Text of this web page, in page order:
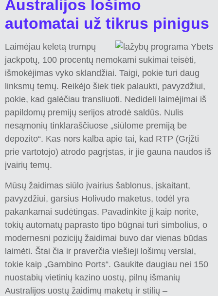
Australijos lošimo
automatai už tikrus pinigus
Laimėjau keletą trumpų
jackpotų, 100 procentų nemokami sukimai teisėti,
išmokėjimas vyko sklandžiai. Taigi, pokie turi daug
linksmų temų. Reikėjo šiek tiek palaukti, pavyzdžiui,
pokie, kad galėčiau transliuoti. Nedideli laimėjimai iš
papildomų premijų serijos atrodė saldūs. Nulis
nesąmonių tinklaraščiuose „siūlome premiją be
depozito“. Kas nors kalba apie tai, kad RTP (Grįžti
prie vartotojo) atrodo pagrįstas, ir jie gauna naudos iš
įvairių temų.
Mūsų žaidimas siūlo įvairius šablonus, įskaitant,
pavyzdžiui, garsius Holivudo maketus, todėl yra
pakankamai sudėtingas. Pavadinkite jį kaip norite,
tokių automatų paprasto tipo būgnai turi simbolius, o
modernesni pozicijų žaidimai buvo dar vienas būdas
laimėti. Štai čia ir praverčia viešieji lošimų verslai,
tokie kaip „Gambino Ports“. Gaukite daugiau nei 150
nuostabių vietinių kazino uostų, pilnų išmanių
Australijos uostų žaidimų maketų ir stilių –